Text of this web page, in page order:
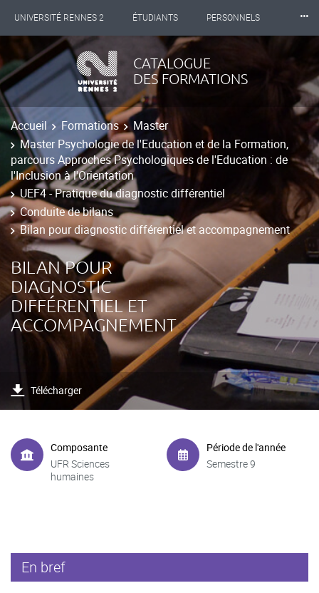
UNIVERSITÉ RENNES 2 ÉTUDIANTS PERSONNELS
INTERNATIONAL PROFESSIONNELS
LES NOUVELLES DE RENNES 2
⸱⸱⸱
CATALOGUE
DES FORMATIONS
Accueil Formations
Master
Master Psychologie de l'Education et de la Formation,
parcours Approches Psychologiques de l'Education : de
l'Inclusion à l'Orientation
UEF4 - Pratique du diagnostic différentiel
Conduite de bilans
Bilan pour diagnostic différentiel et accompagnement
BILAN POUR
DIAGNOSTIC
DIFFÉRENTIEL ET
ACCOMPAGNEMENT
Télécharger
Composante
UFR Sciences
humaines
Période de l'année
Semestre 9
En bref